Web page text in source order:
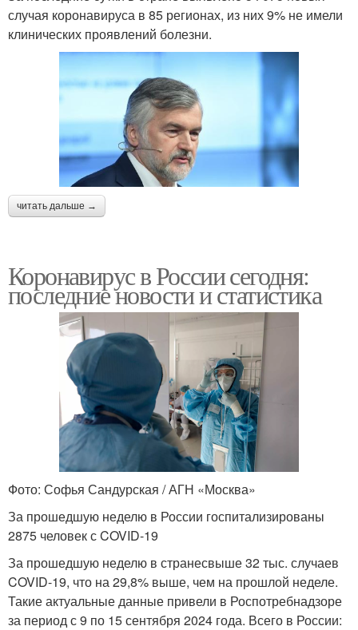
случая коронавируса в 85 регионах, из них 9% не имели
клинических проявлений болезни.
читать дальше →
Коронавирус в России сегодня:
последние новости и статистика
Фото: Софья Сандурская / АГН «Москва»
За прошедшую неделю в России госпитализированы
2875 человек с COVID-19
За прошедшую неделю в странесвыше 32 тыс. случаев
COVID-19, что на 29,8% выше, чем на прошлой неделе.
Такие актуальные данные привели в Роспотребнадзоре
за период с 9 по 15 сентября 2024 года. Всего в России: